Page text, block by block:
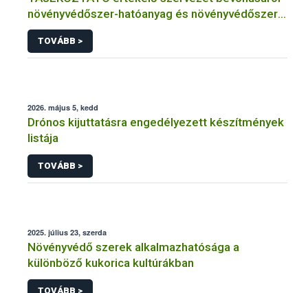
növényvédőszer-hatóanyag és növényvédőszer
engedélyezésére, továbbá a meglévő engedély
meghosszabbítására vagy módosítására irányuló
eljárásba
TOVÁBB >
2026. május 5, kedd
Drónos kijuttatásra engedélyezett készítmények
listája
TOVÁBB >
2025. július 23, szerda
Növényvédő szerek alkalmazhatósága a
különböző kukorica kultúrákban
TOVÁBB >